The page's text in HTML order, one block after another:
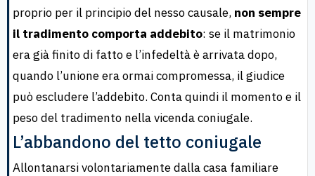
proprio per il principio del nesso causale, non sempre
il tradimento comporta addebito: se il matrimonio
era già finito di fatto e l’infedeltà è arrivata dopo,
quando l’unione era ormai compromessa, il giudice
può escludere l’addebito. Conta quindi il momento e il
peso del tradimento nella vicenda coniugale.
L’abbandono del tetto coniugale
Allontanarsi volontariamente dalla casa familiare